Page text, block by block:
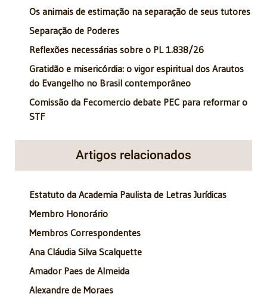
Os animais de estimação na separação de seus tutores
Separação de Poderes
Reflexões necessárias sobre o PL 1.838/26
Gratidão e misericórdia: o vigor espiritual dos Arautos
do Evangelho no Brasil contemporâneo
Comissão da Fecomercio debate PEC para reformar o
STF
Artigos relacionados
Estatuto da Academia Paulista de Letras Jurídicas
Membro Honorário
Membros Correspondentes
Ana Cláudia Silva Scalquette
Amador Paes de Almeida
Alexandre de Moraes